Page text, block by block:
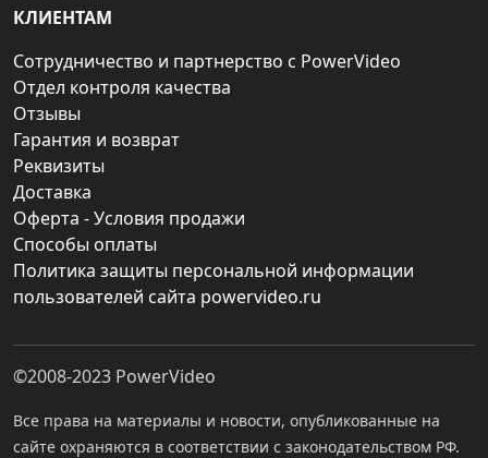
КЛИЕНТАМ
Сотрудничество и партнерство с PowerVideo
Отдел контроля качества
Отзывы
Гарантия и возврат
Реквизиты
Доставка
Оферта - Условия продажи
Способы оплаты
Политика защиты персональной информации
пользователей сайта powervideo.ru
©2008-2023 PowerVideo
Все права на материалы и новости, опубликованные на
сайте охраняются в соответствии с законодательством РФ.